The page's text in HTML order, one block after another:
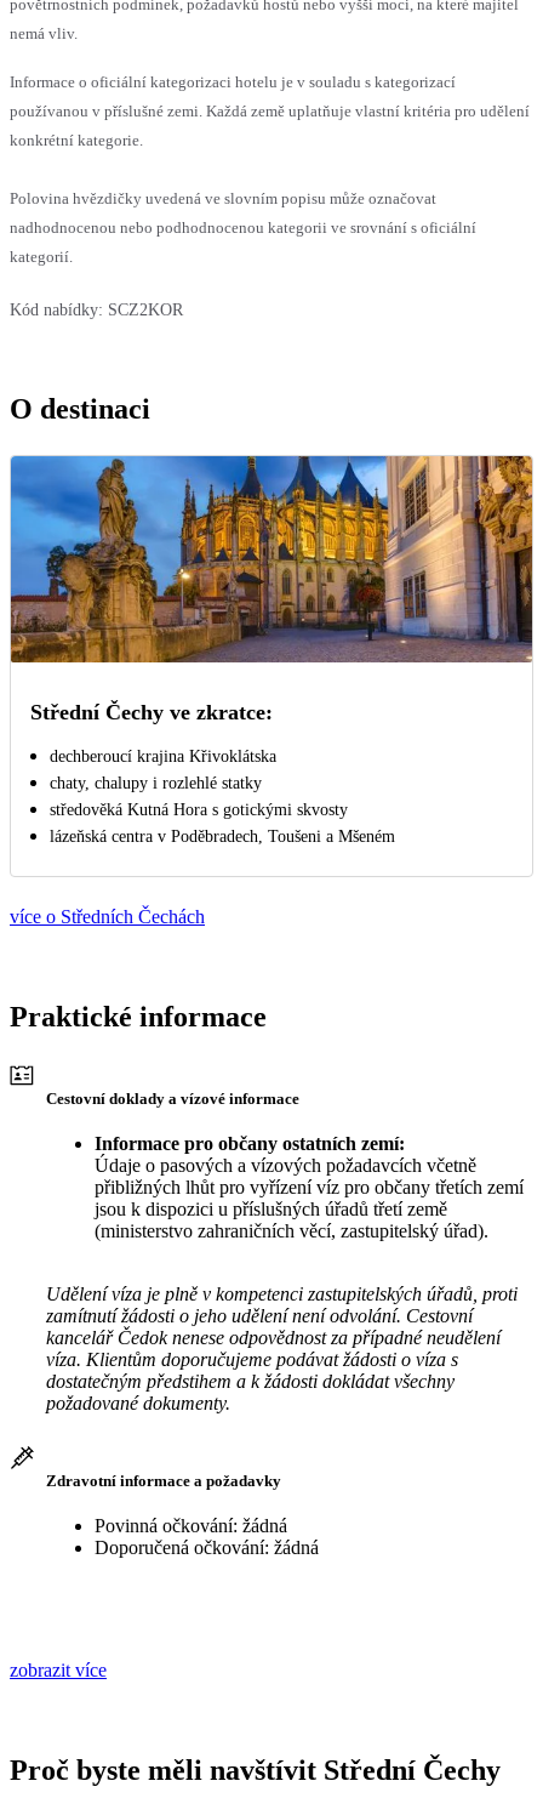
povětrnostních podmínek, požadavků hostů nebo vyšší moci, na které majitel
nemá vliv.
Informace o oficiální kategorizaci hotelu je v souladu s kategorizací
používanou v příslušné zemi. Každá země uplatňuje vlastní kritéria pro udělení
konkrétní kategorie.
Polovina hvězdičky uvedená ve slovním popisu může označovat
nadhodnocenou nebo podhodnocenou kategorii ve srovnání s oficiální
kategorií.
Kód nabídky: SCZ2KOR
O destinaci
Střední Čechy ve zkratce:
dechberoucí krajina Křivoklátska
chaty, chalupy i rozlehlé statky
středověká Kutná Hora s gotickými skvosty
lázeňská centra v Poděbradech, Toušeni a Mšeném
více o Středních Čechách
Praktické informace
Cestovní doklady a vízové informace
Informace pro občany ostatních zemí:
Údaje o pasových a vízových požadavcích včetně
přibližných lhůt pro vyřízení víz pro občany třetích zemí
jsou k dispozici u příslušných úřadů třetí země
(ministerstvo zahraničních věcí, zastupitelský úřad).
Udělení víza je plně v kompetenci zastupitelských úřadů, proti
zamítnutí žádosti o jeho udělení není odvolání. Cestovní
kancelář Čedok nenese odpovědnost za případné neudělení
víza. Klientům doporučujeme podávat žádosti o víza s
dostatečným předstihem a k žádosti dokládat všechny
požadované dokumenty.
Zdravotní informace a požadavky
Povinná očkování: žádná
Doporučená očkování: žádná
zobrazit více
Proč byste měli navštívit Střední Čechy